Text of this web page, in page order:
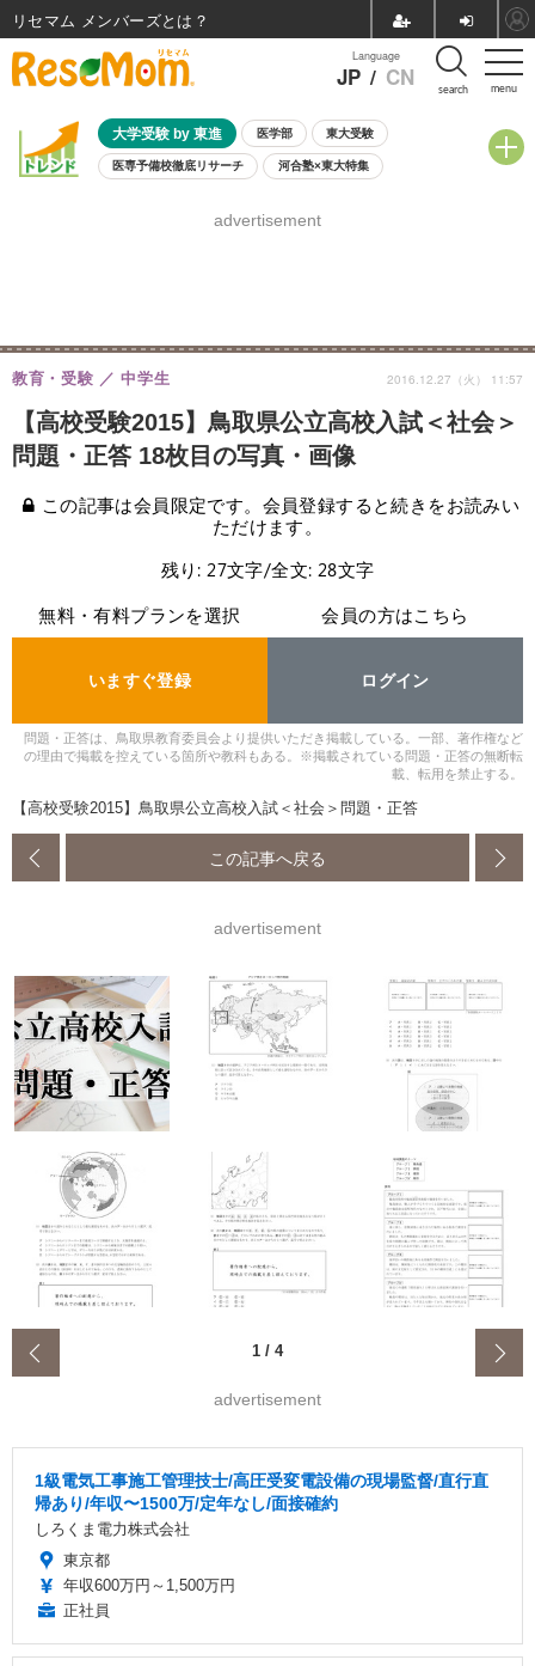
menu
Language
JP / CN search
大学受験 by 東進 医学部 東大受験
医専予備校徹底リサーチ 河合塾×東大特集
8月開催学校説明会・相談会
advertisement
【高校受験2015】鳥取県公立高校入試＜社会＞
問題・正答 18枚目の写真・画像
教育・受験 中学生 2016.12.27（火） 11:57
この記事は会員限定です。会員登録すると続きをお読みい
ただけます。
残り: 27文字/全文: 28文字
無料・有料プランを選択
いますぐ登録
会員の方はこちら
ログイン
問題・正答は、鳥取県教育委員会より提供いただき掲載している。一部、著作権など
の理由で掲載を控えている箇所や教科もある。※掲載されている問題・正答の無断転
載、転用を禁止する。
【高校受験2015】鳥取県公立高校入試＜社会＞問題・正答
この記事へ戻る
advertisement
1 / 4
advertisement
1級電気工事施工管理技士/高圧受変電設備の現場監督/直行直
帰あり/年収〜1500万/定年なし/面接確約
しろくま電力株式会社
東京都
年収600万円～1,500万円
正社員
リセマム メンバーズ